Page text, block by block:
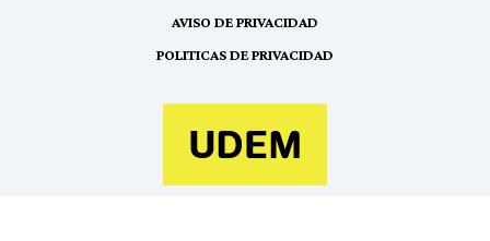
AVISO DE PRIVACIDAD
POLITICAS DE PRIVACIDAD